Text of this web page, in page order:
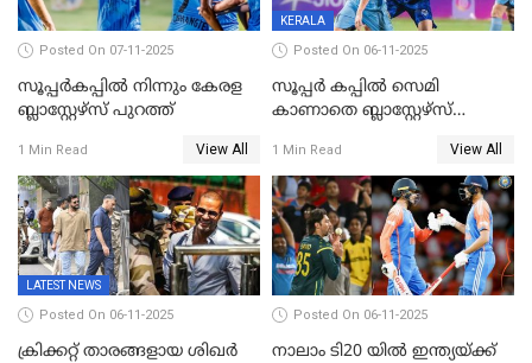
Posted On 07-11-2025
സൂപ്പര്‍കപ്പില്‍ നിന്നും കേരള
ബ്ലാസ്റ്റേഴ്‌സ് പുറത്ത്
1 Min Read View All
KERALA
Posted On 06-11-2025
സൂപ്പർ കപ്പിൽ സെമി
കാണാതെ ബ്ലാസ്റ്റേഴ്സ്
1 Min Read View All
LATEST NEWS
Posted On 06-11-2025
ക്രിക്കറ്റ് താരങ്ങളായ ശിഖർ
Posted On 06-11-2025
നാലാം ടി20 യില്‍ ഇന്ത്യയ്ക്ക്